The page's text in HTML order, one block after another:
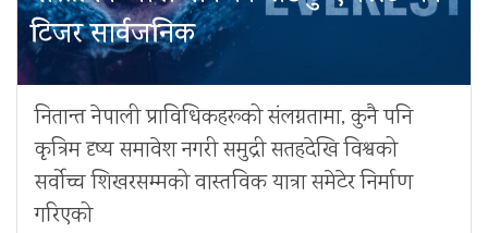
टिजर सार्वजनिक
नितान्त नेपाली प्राविधिकहरूको संलग्नतामा, कुनै पनि
कृत्रिम दृष्य समावेश नगरी समुद्री सतहदेखि विश्वको
सर्वोच्च शिखरसम्मको वास्तविक यात्रा समेटेर निर्माण
गरिएको